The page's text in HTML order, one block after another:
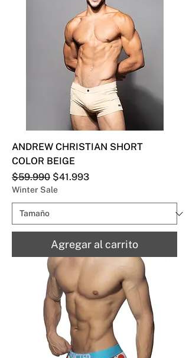
ANDREW CHRISTIAN SHORT
COLOR BEIGE
Precio
$59.990 Precio de oferta
$41.993
Winter Sale
Agregar al carrito